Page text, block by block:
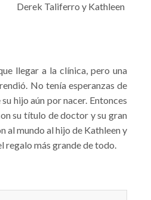
Derek Taliferro y Kathleen
llegar a la clínica, pero una
No tenía esperanzas de
hijo aún por nacer. Entonces
su título de doctor y su gran
al mundo al hijo de Kathleen y
regalo más grande de todo.